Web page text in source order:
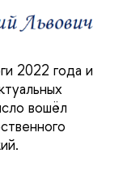
2022 года и
вошёл